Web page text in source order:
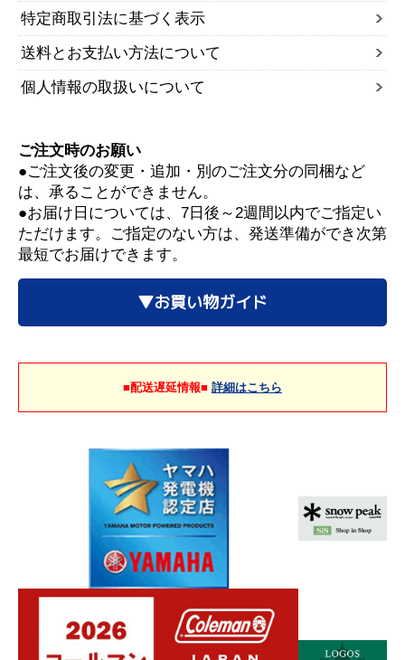
特定商取引法に基づく表示
送料とお支払い方法について
個人情報の取扱いについて
ご注文時のお願い
●ご注文後の変更・追加・別のご注文分の同梱など
は、承ることができません。
●お届け日については、7日後～2週間以内でご指定い
ただけます。ご指定のない方は、発送準備ができ次第
最短でお届けできます。
▼お買い物ガイド
■配送遅延情報■ 詳細はこちら